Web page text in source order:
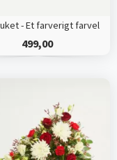
- Et farverigt farvel
499,00